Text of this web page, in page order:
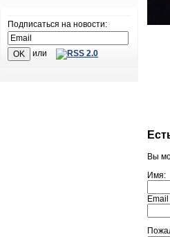
Подписаться на новости:
или
Вы
Имя:
Email